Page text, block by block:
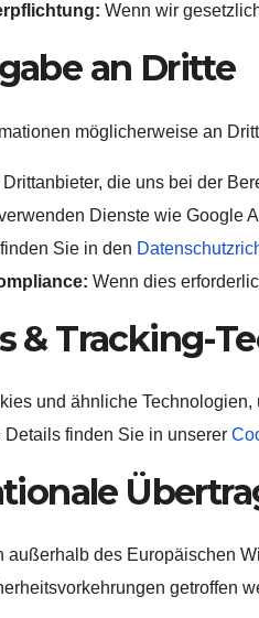
Wenn wir
an Dritte
möglicherweise an
Drittanbieter, die uns bei der
Dienste wie Google
Sie in den
Wenn dies
& Tracking-
und ähnliche
Details finden Sie in unserer
außerhalb des Europäischen
getroffen